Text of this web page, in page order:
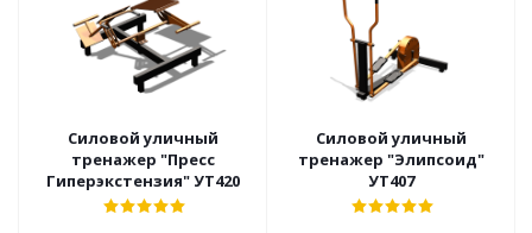
Силовой уличный
тренажер "Пресс
Гиперэкстензия" УТ420
Силовой уличный
тренажер "Элипсоид"
УТ407